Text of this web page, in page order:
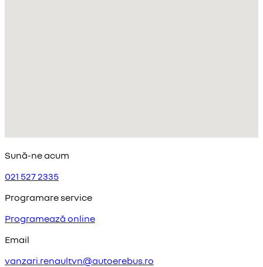
Sună-ne acum
021 527 2335
Programare service
Programează online
Email
vanzari.renaultvn@autoerebus.ro